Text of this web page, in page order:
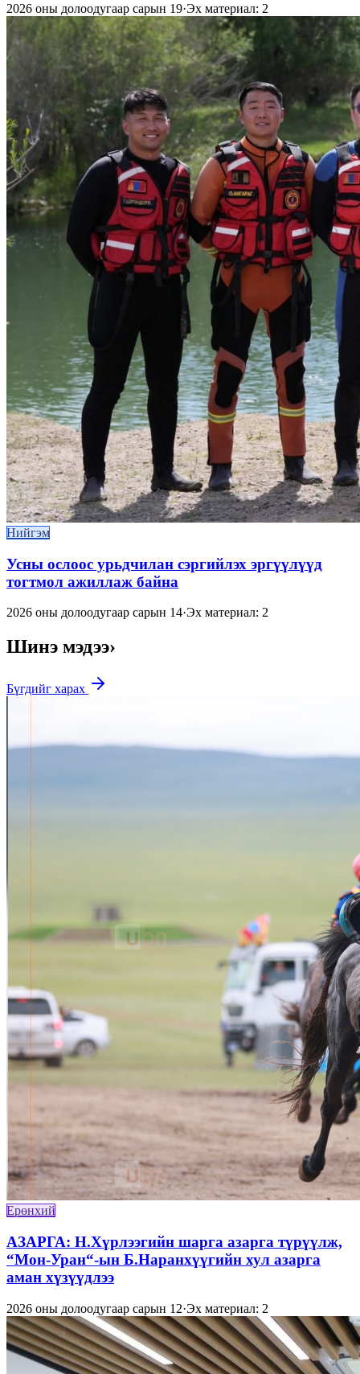
2026 оны долоодугаар сарын 19·Эх материал: 2
Нийгэм
Усны ослоос урьдчилан сэргийлэх эргүүлүүд
тогтмол ажиллаж байна
2026 оны долоодугаар сарын 14·Эх материал: 2
Шинэ мэдээ›
Бүгдийг харах
Ерөнхий
АЗАРГА: Н.Хүрлээгийн шарга азарга түрүүлж,
“Мон-Уран“-ын Б.Наранхүүгийн хул азарга
аман хүзүүдлээ
2026 оны долоодугаар сарын 12·Эх материал: 2